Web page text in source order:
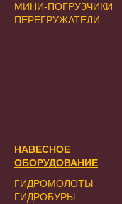
МИНИ-ПОГРУЗЧИКИ
ПЕРЕГРУЖАТЕЛИ
НАВЕСНОЕ
ОБОРУДОВАНИЕ
ГИДРОМОЛОТЫ
ГИДРОБУРЫ